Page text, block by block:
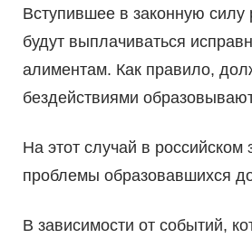
Вступившее в законную
будут выплачиваться
алиментам. Как правило,
бездействиями
На этот случай в
проблемы образовавшихся
В зависимости от событий,